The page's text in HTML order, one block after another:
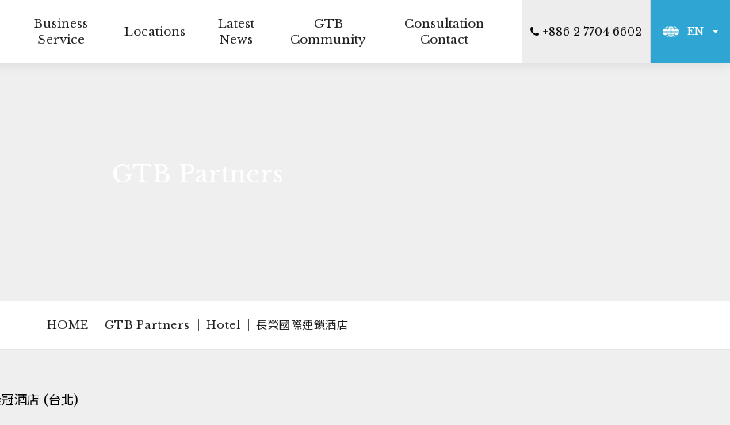
Business
Service
Locations
Latest
News
GTB
Community
Consultation
Contact
+886 2 7704 6602 EN
HOME GTB Partners Hotel 長榮國際連鎖酒店